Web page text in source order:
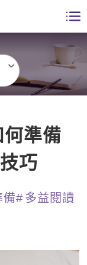
準備
巧
備 多益閱讀